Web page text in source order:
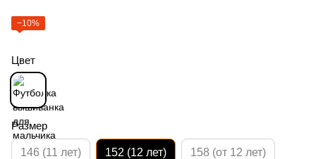
−10%
Цвет
Размер
146 (11 лет) 152 (12 лет) 158 (от 12 лет)